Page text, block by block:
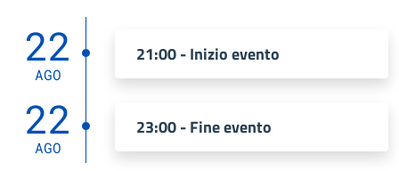
22
AGO
21:00 - Inizio evento
22
AGO
23:00 - Fine evento